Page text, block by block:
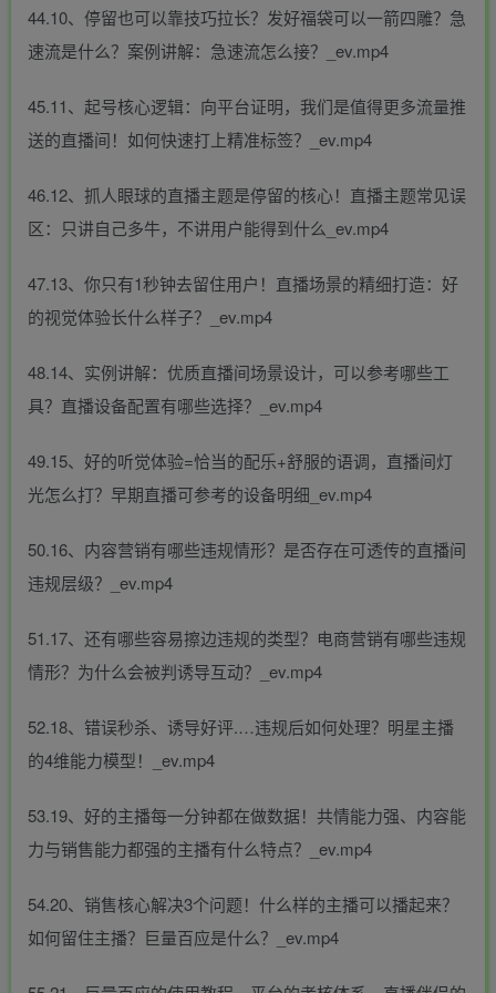
44.10、停留也可以靠技巧拉长？发好福袋可以一箭四雕？急
速流是什么？案例讲解：急速流怎么接？_ev.mp4
45.11、起号核心逻辑：向平台证明，我们是值得更多流量推
送的直播间！如何快速打上精准标签？_ev.mp4
46.12、抓人眼球的直播主题是停留的核心！直播主题常见误
区：只讲自己多牛，不讲用户能得到什么_ev.mp4
47.13、你只有1秒钟去留住用户！直播场景的精细打造：好
的视觉体验长什么样子？_ev.mp4
48.14、实例讲解：优质直播间场景设计，可以参考哪些工
具？直播设备配置有哪些选择？_ev.mp4
49.15、好的听觉体验=恰当的配乐+舒服的语调，直播间灯
光怎么打？早期直播可参考的设备明细_ev.mp4
50.16、内容营销有哪些违规情形？是否存在可透传的直播间
违规层级？_ev.mp4
51.17、还有哪些容易擦边违规的类型？电商营销有哪些违规
情形？为什么会被判诱导互动？_ev.mp4
52.18、错误秒杀、诱导好评.…违规后如何处理？明星主播
的4维能力模型！_ev.mp4
53.19、好的主播每一分钟都在做数据！共情能力强、内容能
力与销售能力都强的主播有什么特点？_ev.mp4
54.20、销售核心解决3个问题！什么样的主播可以播起来？
如何留住主播？巨量百应是什么？_ev.mp4